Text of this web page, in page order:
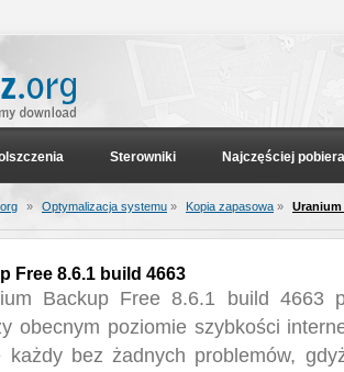
Sterowniki Najczęściej
» Optymalizacja systemu » Kopia zapasowa » Uranium
Free 8.6.1 build 4663
Backup Free 8.6.1 build 4663
obecnym poziomie szybkości
każdy bez żadnych problemów,